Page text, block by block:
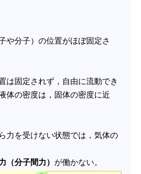
子や分子）の位置がほぼ固定さ
は固定されず，自由に流動でき
体の密度は，固体の密度に近
力を受けない状態では，気体の
（分子間力） が働かない。